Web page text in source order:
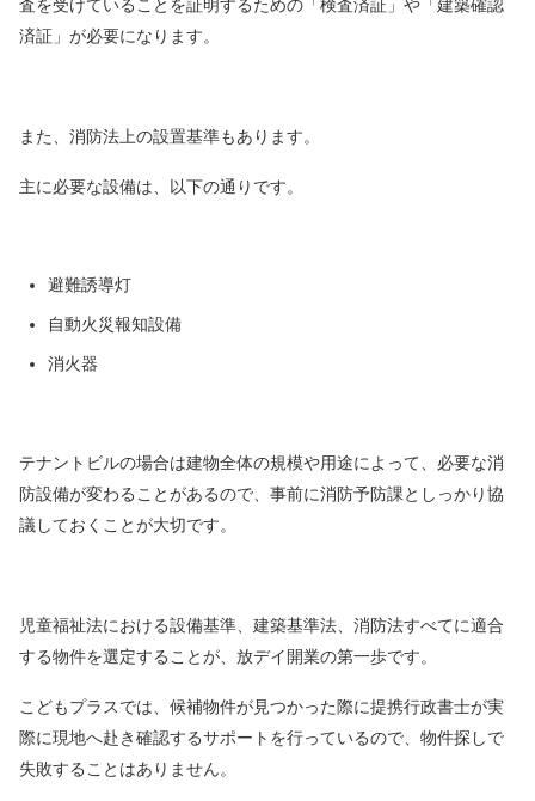
査を受けていることを証明するための 「検査済証」や「建築確認
済証」が必要になります。
また、消防法上の設置基準もあります。
主に必要な設備は、以下の通りです。
避難誘導灯
自動火災報知設備
消火器
テナントビルの場合は建物全体の規模や用途によって、必要な消
防設備が変わることがあるので、事前に消防予防課としっかり協
議しておくことが大切です。
児童福祉法における設備基準、建築基準法、消防法すべてに適合
する物件を選定することが、 放デイ開業の第一歩です。
こどもプラスでは、候補物件が見つかった際に提携行政書士が実
際に現地へ赴き確認するサポートを行っているので、物件探しで
失敗することはありません。